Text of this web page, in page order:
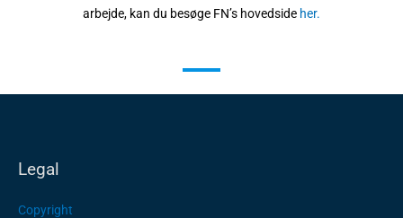
arbejde, kan du besøge FN’s hovedside her.
Legal
Copyright